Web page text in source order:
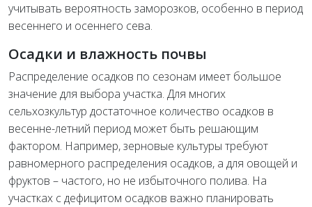
учитывать вероятность заморозков, особенно в период
весеннего и осеннего сева.
Осадки и влажность почвы
Распределение осадков по сезонам имеет большое
значение для выбора участка. Для многих
сельхозкультур достаточное количество осадков в
весенне-летний период может быть решающим
фактором. Например, зерновые культуры требуют
равномерного распределения осадков, а для овощей и
фруктов – частого, но не избыточного полива. На
участках с дефицитом осадков важно планировать